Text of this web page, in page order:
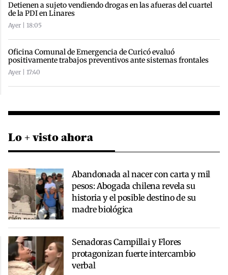
Detienen a sujeto vendiendo drogas en las afueras del cuartel
de la PDI en Linares
Ayer | 18:05
Oficina Comunal de Emergencia de Curicó evaluó
positivamente trabajos preventivos ante sistemas frontales
Ayer | 17:40
Lo + visto ahora
Abandonada al nacer con carta y mil
pesos: Abogada chilena revela su
historia y el posible destino de su
madre biológica
Senadoras Campillai y Flores
protagonizan fuerte intercambio
verbal